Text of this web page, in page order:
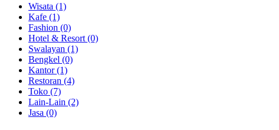
Wisata (1)
Kafe (1)
Fashion (0)
Hotel & Resort (0)
Swalayan (1)
Bengkel (0)
Kantor(1)
Restoran (4)
Toko (7)
Lain-Lain (2)
Jasa (0)